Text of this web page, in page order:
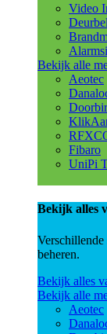
Video
Bekijk alle
Aeotec
Fibaro
UniPi
Bekijk alles
Verschillende
beheren.
Bekijk alles
Bekijk alle
Aeotec